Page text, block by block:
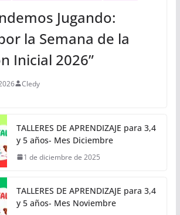
Jugando:
la Semana de la
Inicial 2026”
Cledy
TALLERES DE APRENDIZAJE para 3,4
y 5 años- Mes Diciembre
1 de diciembre de 2025
TALLERES DE APRENDIZAJE para 3,4
y 5 años- Mes Noviembre